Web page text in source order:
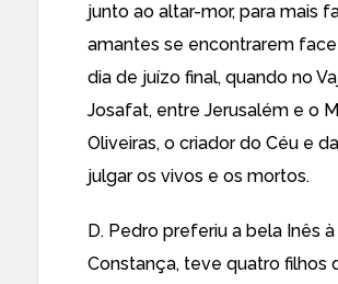
junto ao altar-mor, para mais
amantes se encontrarem
dia de juízo final, quando no
Josafat, entre Jerusalém e o
Oliveiras, o criador do Céu e
julgar os vivos e os mortos.
D. Pedro preferiu a bela Inês à
Constança, teve quatro filhos